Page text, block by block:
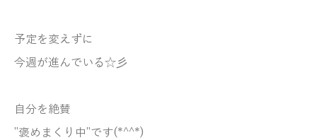
予定を変えずに
今週が進んでいる☆彡
自分を絶賛
”褒めまくり中”です(*^^*)